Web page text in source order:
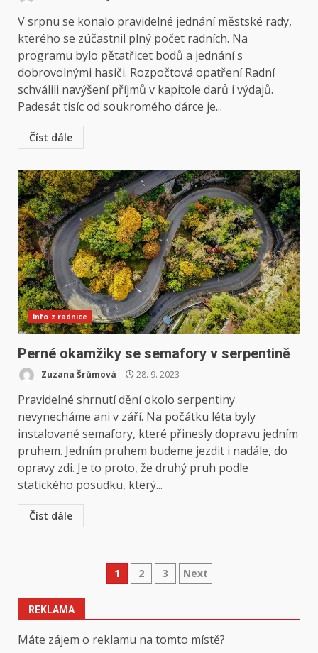
V srpnu se konalo pravidelné jednání městské rady,
kterého se zúčastnil plný počet radních. Na
programu bylo pětatřicet bodů a jednání s
dobrovolnými hasiči. Rozpočtová opatření Radní
schválili navýšení příjmů v kapitole darů i výdajů.
Padesát tisíc od soukromého dárce je...
Číst dále
Info z radnice
Perné okamžiky se semafory v serpentině
Zuzana Šrůmová 28. 9. 2023
Pravidelné shrnutí dění okolo serpentiny
nevynecháme ani v září. Na počátku léta byly
instalované semafory, které přinesly dopravu jedním
pruhem. Jedním pruhem budeme jezdit i nadále, do
opravy zdi. Je to proto, že druhý pruh podle
statického posudku, který...
Číst dále
Stránkování
1 2 3 Next
REKLAMA
Máte zájem o reklamu na tomto místě?